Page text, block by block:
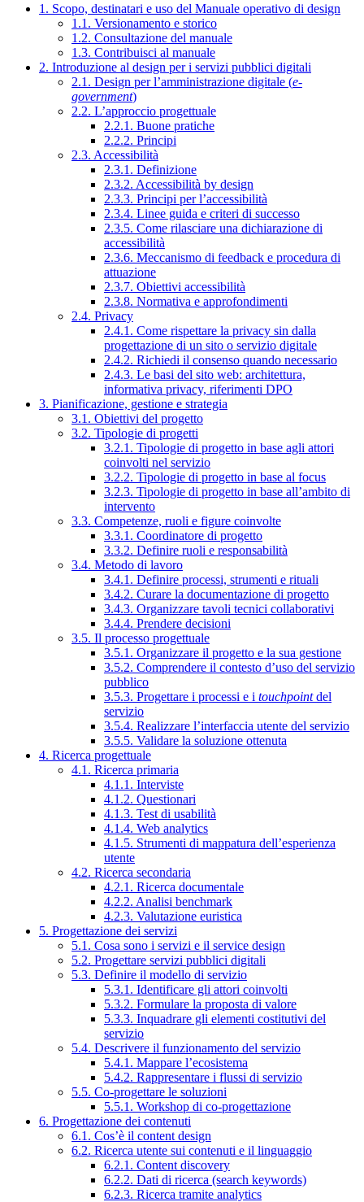
1. Scopo, destinatari e uso del Manuale operativo di design
1.1. Versionamento e storico
1.2. Consultazione del manuale
1.3. Contribuisci al manuale
2. Introduzione al design per i servizi pubblici digitali
2.1. Design per l’amministrazione digitale (e-
government)
2.2. L’approccio progettuale
2.2.1. Buone pratiche
2.2.2. Principi
2.3. Accessibilità
2.3.1. Definizione
2.3.2. Accessibilità by design
2.3.3. Principi per l’accessibilità
2.3.4. Linee guida e criteri di successo
2.3.5. Come rilasciare una dichiarazione di
accessibilità
2.3.6. Meccanismo di feedback e procedura di
attuazione
2.3.7. Obiettivi accessibilità
2.3.8. Normativa e approfondimenti
2.4. Privacy
2.4.1. Come rispettare la privacy sin dalla
progettazione di un sito o servizio digitale
2.4.2. Richiedi il consenso quando necessario
2.4.3. Le basi del sito web: architettura,
informativa privacy, riferimenti DPO
3. Pianificazione, gestione e strategia
3.1. Obiettivi del progetto
3.2. Tipologie di progetti
3.2.1. Tipologie di progetto in base agli attori
coinvolti nel servizio
3.2.2. Tipologie di progetto in base al focus
3.2.3. Tipologie di progetto in base all’ambito di
intervento
3.3. Competenze, ruoli e figure coinvolte
3.3.1. Coordinatore di progetto
3.3.2. Definire ruoli e responsabilità
3.4. Metodo di lavoro
3.4.1. Definire processi, strumenti e rituali
3.4.2. Curare la documentazione di progetto
3.4.3. Organizzare tavoli tecnici collaborativi
3.4.4. Prendere decisioni
3.5. Il processo progettuale
3.5.1. Organizzare il progetto e la sua gestione
3.5.2. Comprendere il contesto d’uso del servizio
pubblico
3.5.3. Progettare i processi e i touchpointdel
servizio
3.5.4. Realizzare l’interfaccia utente del servizio
3.5.5. Validare la soluzione ottenuta
4. Ricerca progettuale
4.1. Ricerca primaria
4.1.1. Interviste
4.1.2. Questionari
4.1.3. Test di usabilità
4.1.4. Web analytics
4.1.5. Strumenti di mappatura dell’esperienza
utente
4.2. Ricerca secondaria
4.2.1. Ricerca documentale
4.2.2. Analisi benchmark
4.2.3. Valutazione euristica
5. Progettazione dei servizi
5.1. Cosa sono i servizi e il service design
5.2. Progettare servizi pubblici digitali
5.3. Definire il modello di servizio
5.3.1. Identificare gli attori coinvolti
5.3.2. Formulare la proposta di valore
5.3.3. Inquadrare gli elementi costitutivi del
servizio
5.4. Descrivere il funzionamento del servizio
5.4.1. Mappare l’ecosistema
5.4.2. Rappresentare i flussi di servizio
5.5. Co-progettare le soluzioni
5.5.1. Workshop di co-progettazione
6. Progettazione dei contenuti
6.1. Cos’è il content design
6.2. Ricerca utente sui contenuti e il linguaggio
6.2.1. Content discovery
6.2.2. Dati di ricerca (search keywords)
6.2.3. Ricerca tramite analytics